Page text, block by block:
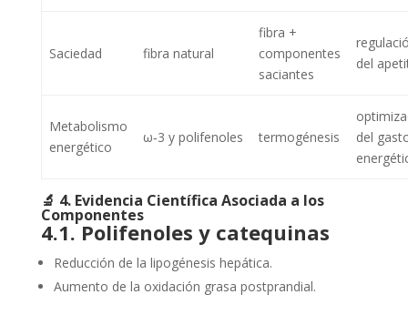
Saciedad fibra natural
fibra +
componentes
saciantes
del
Metabolismo
energético
ω‑3 y polifenoles termogénesis
del
🔬 4. Evidencia Científica Asociada a los
Componentes
4.1. Polifenoles y catequinas
Reducción de la lipogénesis hepática.
Aumento de la oxidación grasa postprandial.